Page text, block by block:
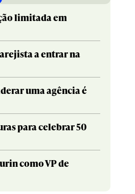
limitada em
a entrar na
uma agência é
para celebrar 50
como VP de